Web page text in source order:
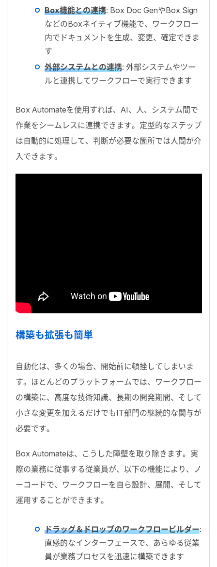
Box機能との連携: Box Doc GenやBox Sign
などのBoxネイティブ機能で、ワークフロー
内でドキュメントを生成、変更、確定できま
す
外部システムとの連携: 外部システムやツー
ルと連携してワークフローで実行できます
Box Automateを使用すれば、 AI、人、システム間で
作業をシームレスに連携できます。定型的なステップ
は自動的に処理して、判断が必要な箇所では人間が介
入できます。
構築も拡張も簡単
自動化は、多くの場合、開始前に頓挫してしまいま
す。ほとんどのプラットフォームでは、ワークフロー
の構築に、高度な技術知識、長期の開発期間、そして
小さな変更を加えるだけでもIT部門の継続的な関与が
必要です。
Box Automateは、こうした障壁を取り除きます。実
際の業務に従事する従業員が、以下の機能により、ノ
ーコードで、ワークフローを自ら設計、展開、そして
運用することができます。
ドラッグ＆ドロップのワークフロービルダー:
直感的なインターフェースで、あらゆる従業
員が業務プロセスを迅速に構築できます